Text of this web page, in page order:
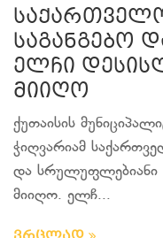
საგანგებო
ელჩი
მიიღო
ქუთაისის
ჭიღვარიამ
და სრულუფლებიანი
მიიღო. ელჩ...